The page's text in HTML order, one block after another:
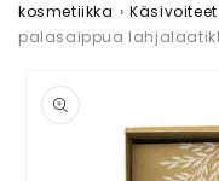
kosmetiikka › Käsivoiteet
palasaippua
tuotetietoihin